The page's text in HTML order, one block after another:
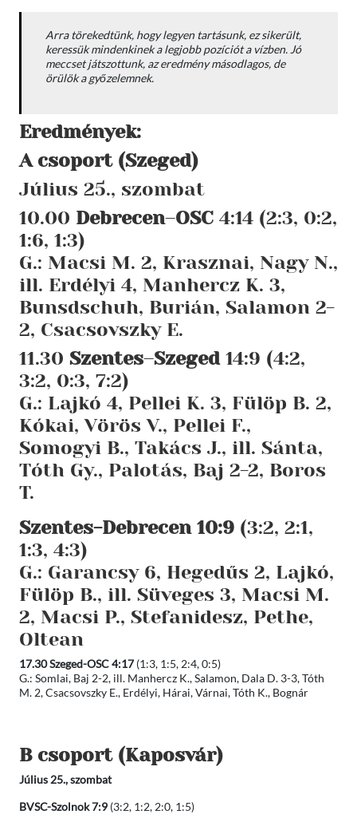
Arra törekedtünk, hogy legyen tartásunk, ez sikerült,
keressük mindenkinek a legjobb pozíciót a vízben. Jó
meccset játszottunk, az eredmény másodlagos, de
örülök a győzelemnek.
Eredmények:
A csoport (Szeged)
Július 25., szombat
10.00 Debrecen–OSC4:14 (2:3, 0:2,
1:6, 1:3)
G.: Macsi M. 2, Krasznai, Nagy N.,
ill. Erdélyi 4, Manhercz K. 3,
Bunsdschuh, Burián, Salamon 2-
2, Csacsovszky E.
11.30 Szentes–Szeged14:9 (4:2,
3:2, 0:3, 7:2)
G.: Lajkó 4, Pellei K. 3, Fülöp B. 2,
Kókai, Vörös V., Pellei F.,
Somogyi B., Takács J., ill. Sánta,
Tóth Gy., Palotás, Baj 2-2, Boros
T.
Szentes-Debrecen 10:9 (3:2, 2:1,
1:3, 4:3)
G.: Garancsy 6, Hegedűs 2, Lajkó,
Fülöp B., ill. Süveges 3, Macsi M.
2, Macsi P., Stefanidesz, Pethe,
Oltean
17.30 Szeged-OSC 4:17(1:3, 1:5, 2:4, 0:5)
G.: Somlai, Baj 2-2, ill. Manhercz K., Salamon, Dala D. 3-3, Tóth
M. 2, Csacsovszky E., Erdélyi, Hárai, Várnai, Tóth K., Bognár
B csoport (Kaposvár)
Július 25., szombat
BVSC-Szolnok 7:9 (3:2, 1:2, 2:0, 1:5)